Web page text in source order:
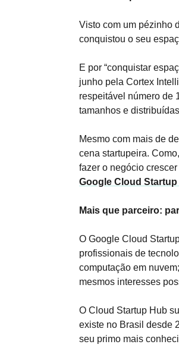
Visto com um pézinho
conquistou o seu
E por “conquistar
junho pela Cortex
respeitável número de
tamanhos e
Mesmo com mais de
cena startupeira.
fazer o negócio
Google Cloud Startup
Mais que parceiro:
O Google Cloud
profissionais de
computação em
mesmos interesses
O Cloud Startup Hub
existe no Brasil desde
seu primo mais